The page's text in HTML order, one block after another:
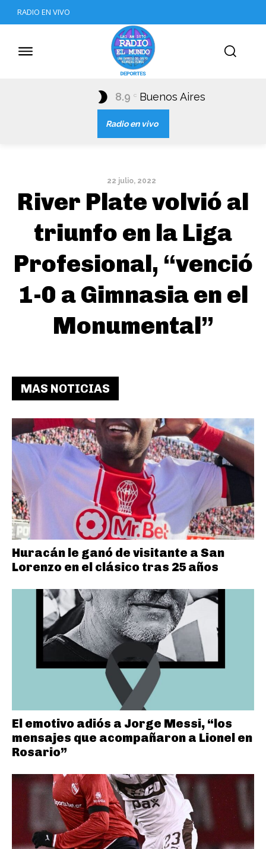
RADIO EN VIVO
8.9 C Buenos Aires
Radio en vivo
22 julio, 2022
River Plate volvió al
triunfo en la Liga
Profesional, “venció
1-0 a Gimnasia en el
Monumental”
MAS NOTICIAS
Huracán le ganó de visitante a San
Lorenzo en el clásico tras 25 años
El emotivo adiós a Jorge Messi, “los
mensajes que acompañaron a Lionel en
Rosario”